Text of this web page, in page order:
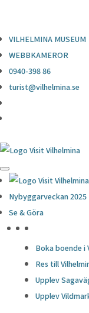
VILHELMINA MUSEUM
WEBBKAMEROR
0940-398 86
turist@vilhelmina.se
Nybyggarveckan 2025
Se & Göra
Boka boende i
Res till
Upplev
Upplev